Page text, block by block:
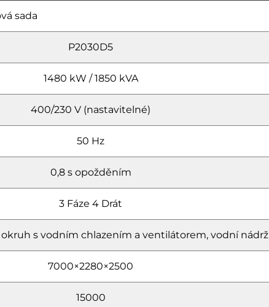
sada
P2030D5
1480 kW / 1850 kVA
400/230 V (nastavitelné)
50 Hz
0,8 s opožděním
3 Fáze 4 Drát
s vodním chlazením a ventilátorem, vodní nádrž
7000×2280×2500
15000